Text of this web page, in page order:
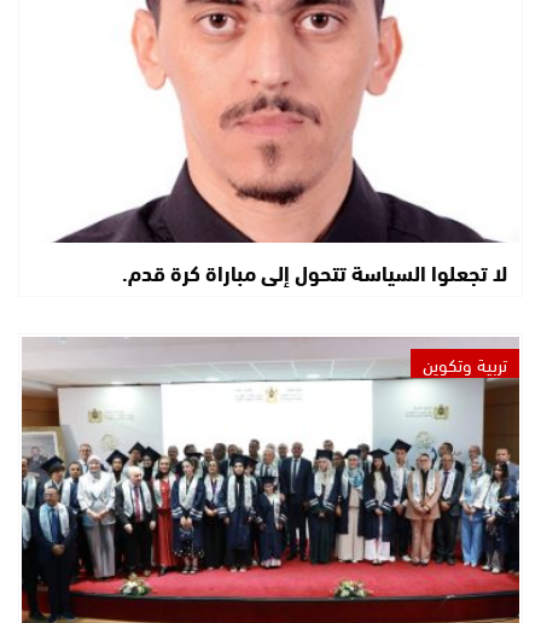
لا تجعلوا السياسة تتحول إلى مباراة كرة قدم.
تربية وتكوين